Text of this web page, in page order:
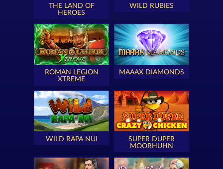
THE LAND OF
HEROES
WILD RUBIES
ROMAN LEGION
XTREME
MAAAX DIAMONDS
WILD RAPA NUI
SUPER DUPER
MOORHUHN